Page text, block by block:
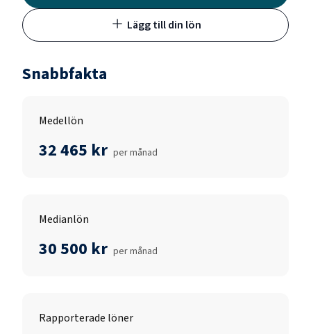
Lägg till din lön
Snabbfakta
Medellön
32 465 kr per månad
Medianlön
30 500 kr per månad
Rapporterade löner